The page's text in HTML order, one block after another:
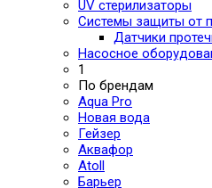
UV стерилизаторы
Системы защиты от
Датчики
Насосное
1
По брендам
Aqua Pro
Новая вода
Гейзер
Аквафор
Atoll
Барьер